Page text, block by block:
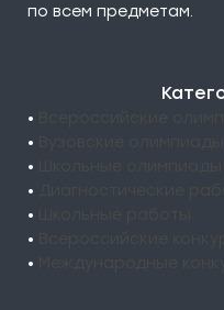
по всем предметам.
•
•
•
•
•
•
•